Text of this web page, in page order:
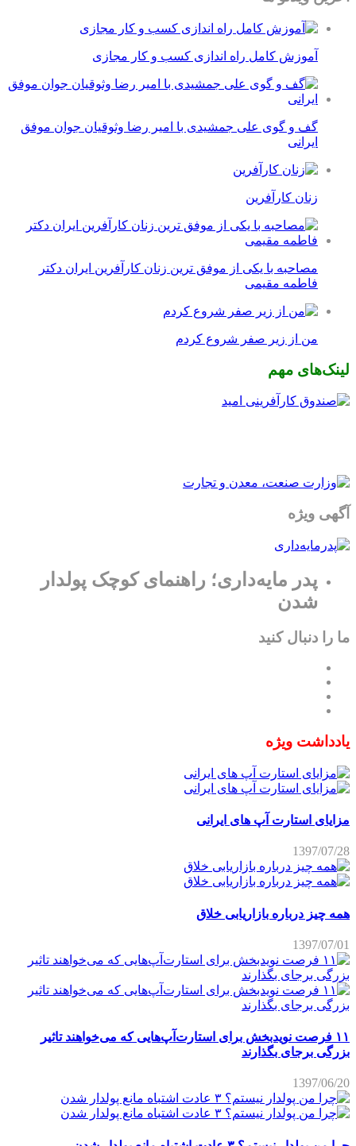
آموزش کامل راه اندازی کسب و کار مجازی
گف و گوی علی جمشیدی با امیر رضا وثوقیان جوان موفق
ایرانی
زنان کارآفرین
مصاحبه با یکی از موفق ترین زنان کارآفرین ایران دکتر
فاطمه مقیمی
من از زیر صفر شروع کردم
لینک‌های مهم
آگهی ویژه
پدر مایه‌داری؛ راهنمای کوچک پولدار
شدن
ما را دنبال کنید
یادداشت ویژه
مزایای استارت آپ های ایرانی
1397/07/28
همه چیز درباره بازاریابی خلاق
1397/07/01
۱۱ فرصت نویدبخش برای استارت‌آپ‌هایی که می‌خواهند تاثیر
بزرگی برجای بگذارند
1397/06/20